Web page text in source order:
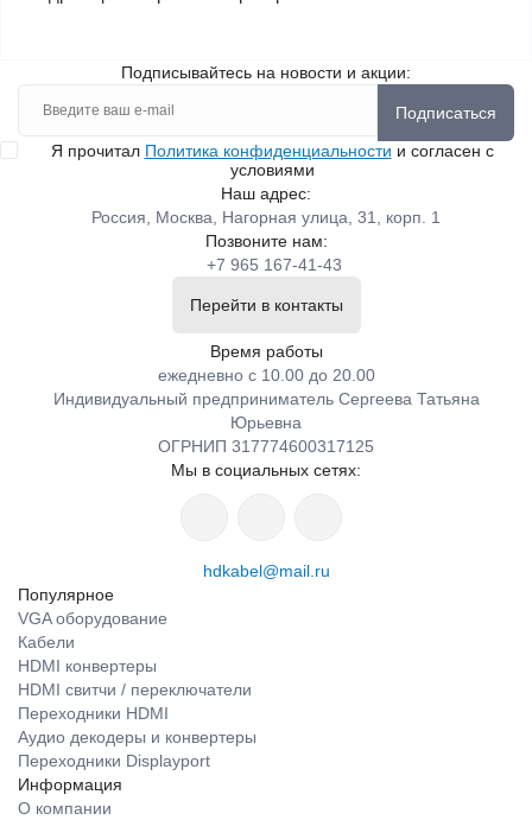
Подписывайтесь на новости и акции:
Подписаться
Я прочитал Политика конфиденциальности и согласен с
условиями
Наш адрес:
Россия, Москва, Нагорная улица, 31, корп. 1
Позвоните нам:
+7 965 167-41-43
Перейти в контакты
Время работы
ежедневно с 10.00 до 20.00
Индивидуальный предприниматель Сергеева Татьяна
Юрьевна
ОГРНИП 317774600317125
Мы в социальных сетях:
hdkabel@mail.ru
Популярное
VGA оборудование
Кабели
HDMI конвертеры
HDMI свитчи / переключатели
Переходники HDMI
Аудио декодеры и конвертеры
Переходники Displayport
Информация
О компании